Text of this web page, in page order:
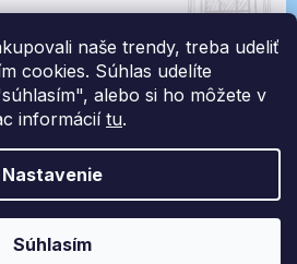
naše trendy, treba udeliť
cookies. Súhlas udelíte
alebo si ho môžete v
informácií tu.
Nastavenie
Súhlasím